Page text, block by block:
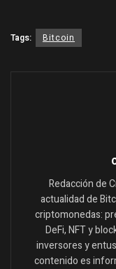
Tags: Bitcoin
Redacción de
actualidad de
criptomonedas:
DeFi, NFT y
inversores y
contenido es